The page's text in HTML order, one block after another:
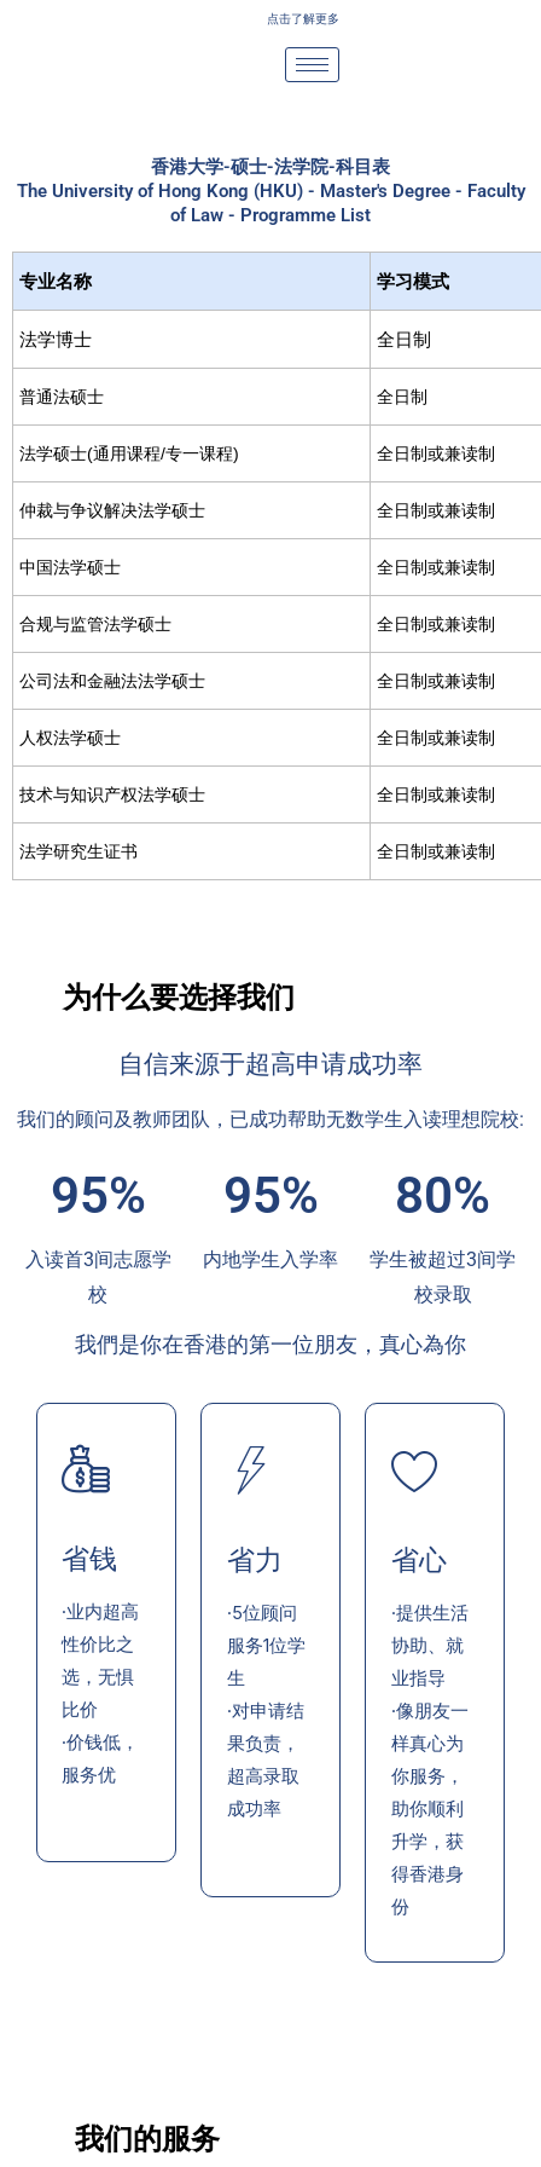
点击了解更多
香港大学-硕士-法学院-科目表
The University of Hong Kong (HKU) - Master's Degree - Faculty
of Law - Programme List
专业名称 学习模式
法学博士 全日制
普通法硕士 全日制
法学硕士(通用课程/专一课程) 全日制或兼读制
仲裁与争议解决法学硕士 全日制或兼读制
中国法学硕士 全日制或兼读制
合规与监管法学硕士 全日制或兼读制
公司法和金融法法学硕士 全日制或兼读制
人权法学硕士 全日制或兼读制
技术与知识产权法学硕士 全日制或兼读制
法学研究生证书 全日制或兼读制
为什么要选择我们
自信来源于超高申请成功率
我们的顾问及教师团队，已成功帮助无数学生入读理想院校:
95%
入读首3间志愿学
校
95%
内地学生入学率
80%
学生被超过3间学
校录取
我們是你在香港的第一位朋友，真心為你
省钱
·业内超高
性价比之
选，无惧
比价
·价钱低，
服务优
省力
·5位顾问
服务1位学
生
·对申请结
果负责，
超高录取
成功率
省心
·提供生活
协助、就
业指导
·像朋友一
样真心为
你服务，
助你顺利
升学，获
得香港身
份
我们的服务